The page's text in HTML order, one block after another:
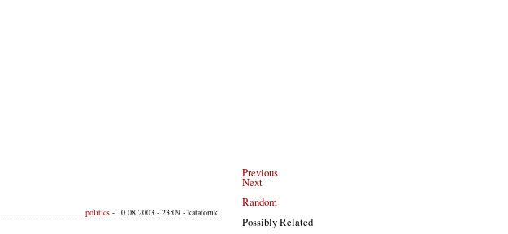
Previous
Next
Random
Possibly Related
politics - 10 08 2003 - 23:09 - katatonik